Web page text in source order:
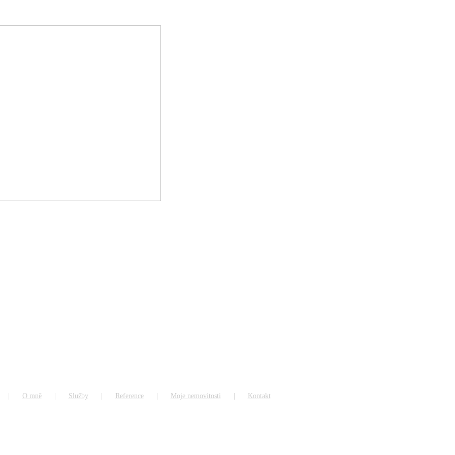
O mně Služby Reference Moje nemovitosti Kontakt